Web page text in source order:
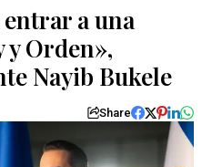
a una
y Orden»,
Nayib Bukele
Share